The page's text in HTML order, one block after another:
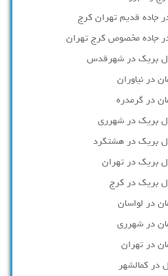
جاده قدیم تهران کرج
جاده مخصوص کرج تهران
بریک در شهرقدس
در نیاوران
در گرمدره
بریک در شهرری
بریک در هشتگرد
بریک در تهران
بریک در کرج
در لواسان
در شهرری
در تهران
در کمالشهر